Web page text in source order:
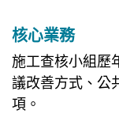
核心業務
施工查核小組歷
議改善方式、公
項。